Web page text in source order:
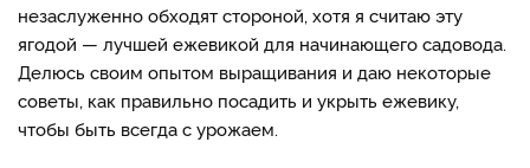
незаслуженно обходят стороной, хотя я считаю эту
ягодой — лучшей ежевикой для начинающего садовода.
Делюсь своим опытом выращивания и даю некоторые
советы, как правильно посадить и укрыть ежевику,
чтобы быть всегда с урожаем.